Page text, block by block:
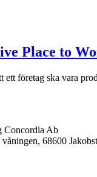
Place to
ett företag ska vara
Concordia Ab
68600